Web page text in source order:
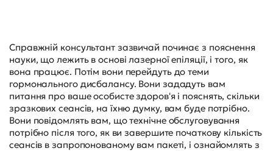
Справжній консультант зазвичай починає з пояснення
науки, що лежить в основі лазерної епіляції, і того, як
вона працює. Потім вони перейдуть до теми
гормонального дисбалансу. Вони зададуть вам
питання про ваше особисте здоров'я і пояснять, скільки
зразкових сеансів, на їхню думку, вам буде потрібно.
Вони повідомлять вам, що технічне обслуговування
потрібно після того, як ви завершите початкову кількість
сеансів в запропонованому вам пакеті, і ознайомлять з